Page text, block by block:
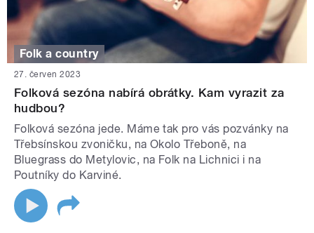
Folk a country
27. červen 2023
Folková sezóna nabírá obrátky. Kam vyrazit za
hudbou?
Folková sezóna jede. Máme tak pro vás pozvánky na
Třebsínskou zvoničku, na Okolo Třeboně, na
Bluegrass do Metylovic, na Folk na Lichnici i na
Poutníky do Karviné.